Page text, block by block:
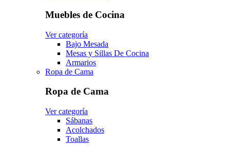
Muebles de Cocina
Ver categoría
Bajo Mesada
Mesas y Sillas De Cocina
Armarios
Ropa de Cama
Ropa de Cama
Ver categoría
Sábanas
Acolchados
Toallas